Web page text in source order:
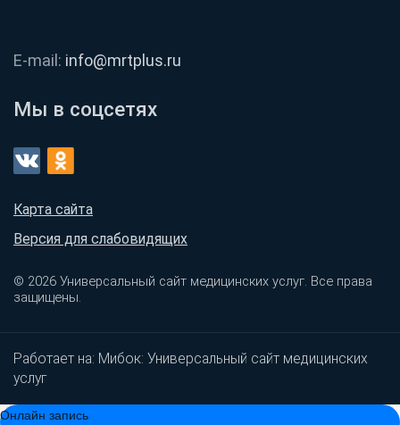
E-mail: info@mrtplus.ru
Мы в соцсетях
Карта сайта
Версия для слабовидящих
© 2026 Универсальный сайт медицинских услуг. Все права
защищены.
Работает на: Мибок: Универсальный сайт медицинских
услуг